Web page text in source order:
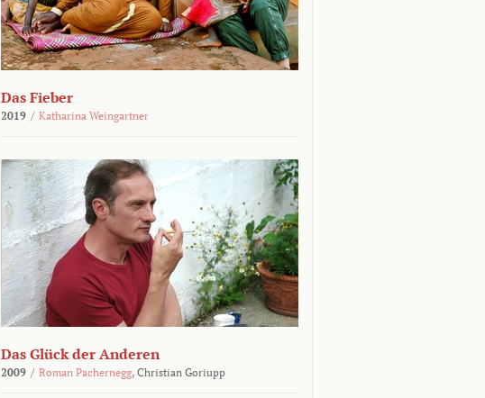
Das Fieber
2019 / Katharina Weingartner
Das Glück der Anderen
2009 / Roman Pachernegg, Christian Goriupp